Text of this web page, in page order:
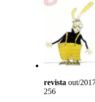
revista out/
256